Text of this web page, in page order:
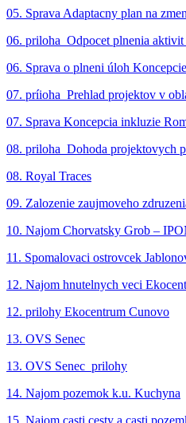
05. Sprava Adaptacny plan na
06. priloha_Odpocet plnenia
06. Sprava o plneni úloh
07. príioha_Prehlad projektov v
07. Sprava Koncepcia inkluzie
08. priloha_Dohoda projektovych
08. Royal Traces
09. Zalozenie zaujmoveho
10. Najom Chorvatsky Grob –
11. Spomalovaci ostrovcek
12. Najom hnutelnych veci
12. prilohy Ekocentrum Cunovo
13. OVS Senec
13. OVS Senec_prilohy
14. Najom pozemok k.u. Kuchyna
15. Najom casti cesty a casti